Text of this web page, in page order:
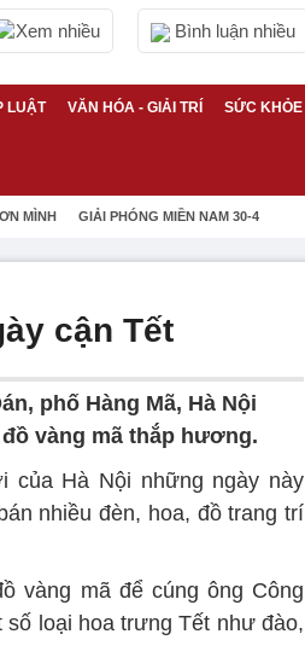
Xem nhiều Bình luận nhiều
LUẬT VĂN HÓA - GIẢI TRÍ SỨC KHỎE
MÌNH GIẢI PHÓNG MIỀN NAM 30-4
cận Tết
phố Hàng Mã, Hà Nội
vàng mã thắp hương.
của Hà Nội những ngày này
nhiều đèn, hoa, đồ trang trí
vàng mã để cúng ông Công
loại hoa trưng Tết như đào,